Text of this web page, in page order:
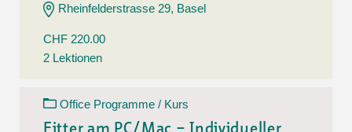
Rheinfelderstrasse 29, Basel
CHF 220.00
2 Lektionen
Office Programme / Kurs